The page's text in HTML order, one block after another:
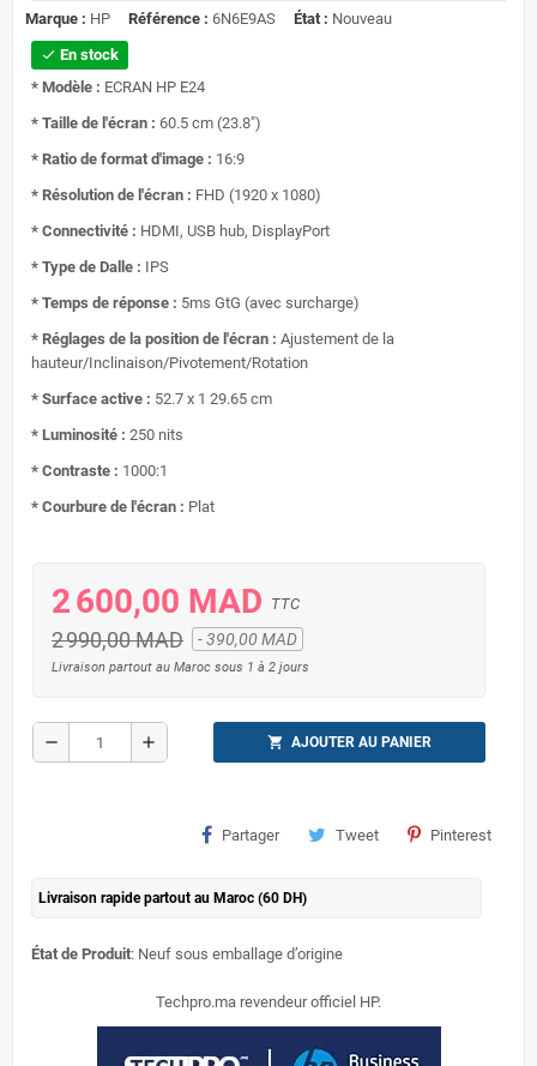
Marque : HP Référence : 6N6E9AS État : Nouveau
check En stock
* Modèle : ECRAN HP E24
* Taille de l'écran : 60.5 cm (23.8")
* Ratio de format d'image : 16:9
* Résolution de l'écran : FHD (1920 x 1080)
* Connectivité : HDMI, USB hub, DisplayPort
* Type de Dalle : IPS
* Temps de réponse : 5ms GtG (avec surcharge)
* Réglages de la position de l'écran : Ajustement de la
hauteur/Inclinaison/Pivotement/Rotation
* Surface active : 52.7 x 1 29.65 cm
* Luminosité : 250 nits
* Contraste : 1000:1
* Courbure de l'écran : Plat
2 600,00 MAD TTC
2 990,00 MAD - 390,00 MAD
Livraison partout au Maroc sous 1 à 2 jours
remove add shopping_cart AJOUTER AU PANIER
Partager Tweet Pinterest
Livraison rapide partout au Maroc (60 DH)
État de Produit: Neuf sous emballage d’origine
Techpro.ma revendeur officiel HP.